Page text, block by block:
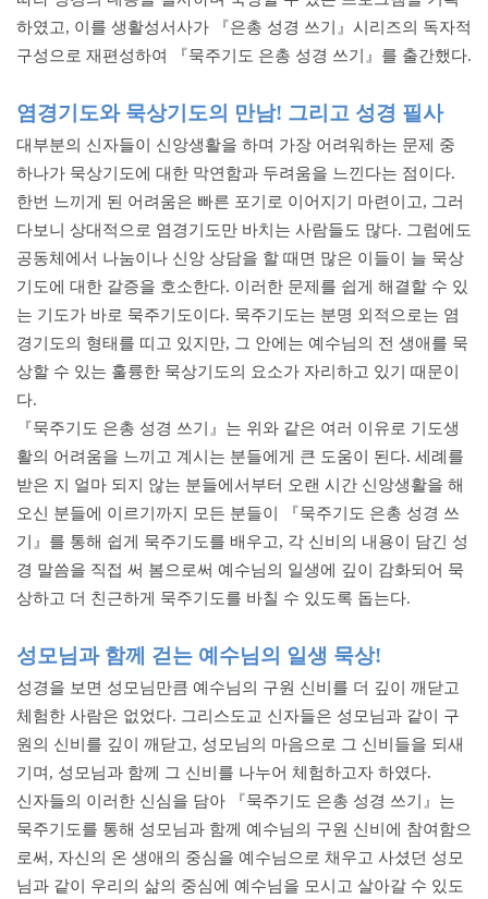
하였고, 이를 생활성서사가 『은총 성경 쓰기』시리즈의 독자적
구성으로 재편성하여 『묵주기도 은총 성경 쓰기』를 출간했다.
염경기도와 묵상기도의 만남! 그리고 성경 필사
대부분의 신자들이 신앙생활을 하며 가장 어려워하는 문제 중
하나가 묵상기도에 대한 막연함과 두려움을 느낀다는 점이다.
한번 느끼게 된 어려움은 빠른 포기로 이어지기 마련이고, 그러
다보니 상대적으로 염경기도만 바치는 사람들도 많다. 그럼에도
공동체에서 나눔이나 신앙 상담을 할 때면 많은 이들이 늘 묵상
기도에 대한 갈증을 호소한다. 이러한 문제를 쉽게 해결할 수 있
는 기도가 바로 묵주기도이다. 묵주기도는 분명 외적으로는 염
경기도의 형태를 띠고 있지만, 그 안에는 예수님의 전 생애를 묵
상할 수 있는 훌륭한 묵상기도의 요소가 자리하고 있기 때문이
다.
『묵주기도 은총 성경 쓰기』는 위와 같은 여러 이유로 기도생
활의 어려움을 느끼고 계시는 분들에게 큰 도움이 된다. 세례를
받은 지 얼마 되지 않는 분들에서부터 오랜 시간 신앙생활을 해
오신 분들에 이르기까지 모든 분들이 『묵주기도 은총 성경 쓰
기』를 통해 쉽게 묵주기도를 배우고, 각 신비의 내용이 담긴 성
경 말씀을 직접 써 봄으로써 예수님의 일생에 깊이 감화되어 묵
상하고 더 친근하게 묵주기도를 바칠 수 있도록 돕는다.
성모님과 함께 걷는 예수님의 일생 묵상!
성경을 보면 성모님만큼 예수님의 구원 신비를 더 깊이 깨닫고
체험한 사람은 없었다. 그리스도교 신자들은 성모님과 같이 구
원의 신비를 깊이 깨닫고, 성모님의 마음으로 그 신비들을 되새
기며, 성모님과 함께 그 신비를 나누어 체험하고자 하였다.
신자들의 이러한 신심을 담아 『묵주기도 은총 성경 쓰기』는
묵주기도를 통해 성모님과 함께 예수님의 구원 신비에 참여함으
로써, 자신의 온 생애의 중심을 예수님으로 채우고 사셨던 성모
님과 같이 우리의 삶의 중심에 예수님을 모시고 살아갈 수 있도